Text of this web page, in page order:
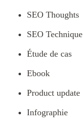
SEO Thoughts
SEO Technique
Étude de cas
Ebook
Product update
Infographie